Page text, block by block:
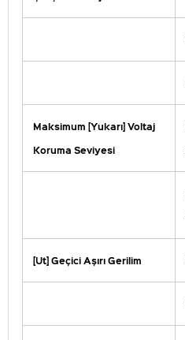
Maksimum [Yukarı] Voltaj
Koruma Seviyesi
[Ut] Geçici Aşırı Gerilim